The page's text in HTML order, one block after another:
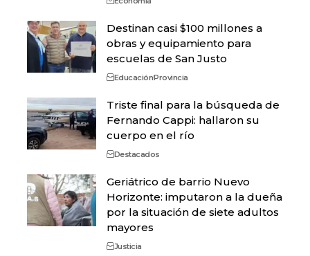
Destinan casi $100 millones a
obras y equipamiento para
escuelas de San Justo
EducaciónProvincia
Triste final para la búsqueda de
Fernando Cappi: hallaron su
cuerpo en el río
Destacados
Geriátrico de barrio Nuevo
Horizonte: imputaron a la dueña
por la situación de siete adultos
mayores
Justicia